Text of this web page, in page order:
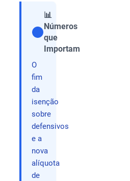
📊
Números
que
Importam
O
fim
da
isenção
sobre
defensivos
e a
nova
alíquota
de